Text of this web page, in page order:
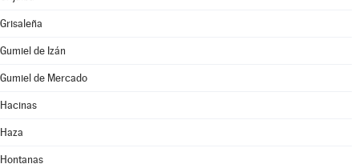
Grisaleña
Gumiel de Izán
Gumiel de Mercado
Hacinas
Haza
Hontanas